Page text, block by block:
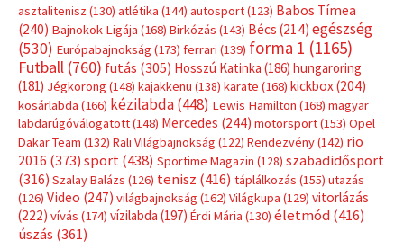
asztalitenisz (130) atlétika (144) autosport(123) Babos Tímea
(240) Bajnokok Ligája (168) Birkózás (143) Bécs (214) egészség
(530) Európabajnokság (173) ferrari (139) forma 1 (1165)
Futball (760) futás (305) Hosszú Katinka (186) hungaroring
(181) Jégkorong (148) kajakkenu (138) karate (168) kickbox(204)
kosárlabda (166) kézilabda(448) Lewis Hamilton (168) magyar
labdarúgóválogatott(148) Mercedes (244) motorsport(153) Opel
Dakar Team (132) Rali Világbajnokság (122) Rendezvény(142) rio
2016 (373) sport(438) Sportime Magazin (128) szabadidősport
(316) Szalay Balázs (126) tenisz (416) táplálkozás (155) utazás
(126) Video (247) világbajnokság (162) Világkupa (129) vitorlázás
(222) vívás (174) vízilabda (197) Érdi Mária (130) életmód(416)
úszás (361)